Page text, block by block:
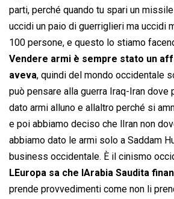
parti, perché quando tu spari un
uccidi un paio di guerriglieri ma uccidi
100 persone, e questo lo stiamo
Vendere armi è sempre stato un
aveva, quindi del mondo occidentale
può pensare alla guerra Iraq-Iran dove
dato armi alluno e allaltro perché si
e poi abbiamo deciso che lIran non
abbiamo dato le armi solo a Saddam
business occidentale. È il cinismo
LEuropa sa che lArabia Saudita
prende provvedimenti come non li